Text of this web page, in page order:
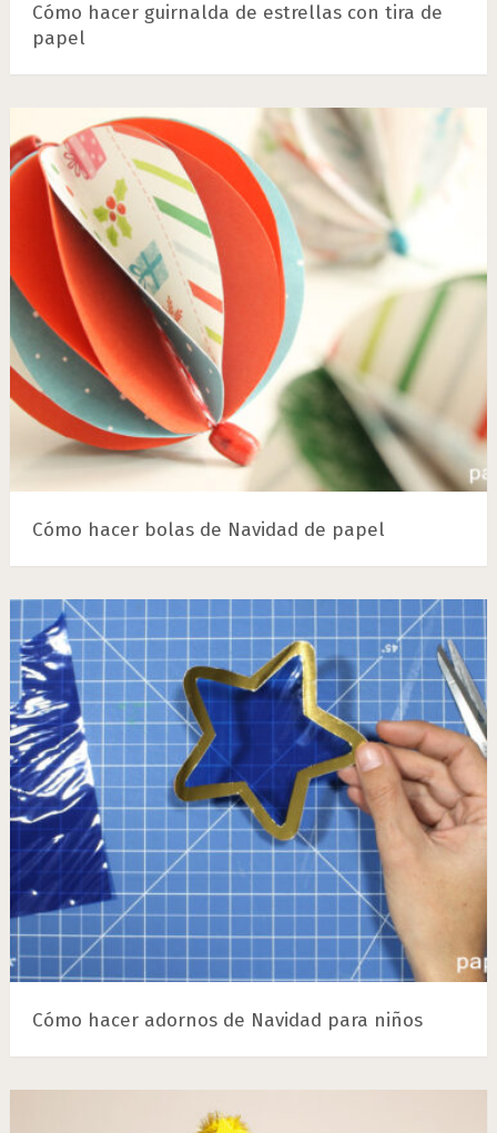
Cómo hacer guirnalda de estrellas con tira de
papel
Cómo hacer bolas de Navidad de papel
Cómo hacer adornos de Navidad para niños